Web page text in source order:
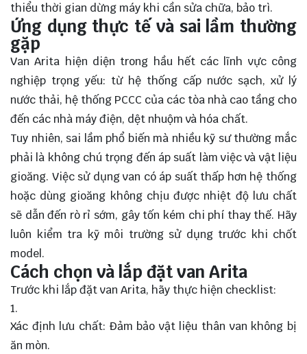
thiểu thời gian dừng máy khi cần sửa chữa, bảo trì.
Ứng dụng thực tế và sai lầm thường
gặp
Van Arita hiện diện trong hầu hết các lĩnh vực công
nghiệp trọng yếu: từ hệ thống cấp nước sạch, xử lý
nước thải, hệ thống PCCC của các tòa nhà cao tầng cho
đến các nhà máy điện, dệt nhuộm và hóa chất.
Tuy nhiên, sai lầm phổ biến mà nhiều kỹ sư thường mắc
phải là không chú trọng đến áp suất làm việc và vật liệu
gioăng. Việc sử dụng van có áp suất thấp hơn hệ thống
hoặc dùng gioăng không chịu được nhiệt độ lưu chất
sẽ dẫn đến rò rỉ sớm, gây tốn kém chi phí thay thế. Hãy
luôn kiểm tra kỹ môi trường sử dụng trước khi chốt
model.
Cách chọn và lắp đặt van Arita
Trước khi lắp đặt van Arita, hãy thực hiện checklist:
Xác định lưu chất: Đảm bảo vật liệu thân van không bị
ăn mòn.